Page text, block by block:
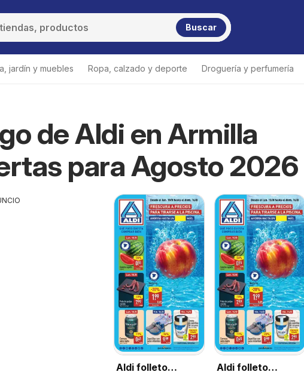
Buscar
jardín y muebles Ropa, calzado y deporte Droguería y perfumería
de Aldi en Armilla
para Agosto 2026
Aldi folleto
Aldi folleto